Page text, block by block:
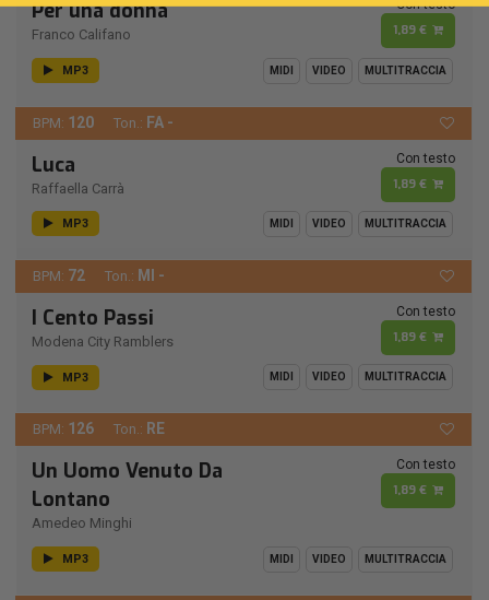
Per una donna
Franco Califano
Con testo
1,89 €
MP3 MIDI VIDEO MULTITRACCIA
BPM: 120 Ton.: FA -
Luca
Raffaella Carrà
Con testo
1,89 €
MP3 MIDI VIDEO MULTITRACCIA
BPM: 72 Ton.: MI -
I Cento Passi
Modena City Ramblers
Con testo
1,89 €
MP3 MIDI VIDEO MULTITRACCIA
BPM: 126 Ton.: RE
Un Uomo Venuto Da
Lontano
Amedeo Minghi
Con testo
1,89 €
MP3 MIDI VIDEO MULTITRACCIA